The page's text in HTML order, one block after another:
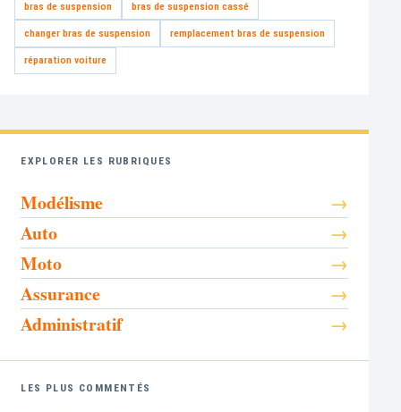
bras de suspension bras de suspension cassé
changer bras de suspension remplacement bras de suspension
réparation voiture
EXPLORER LES RUBRIQUES
Modélisme
Auto
Moto
Assurance
Administratif
LES PLUS COMMENTÉS